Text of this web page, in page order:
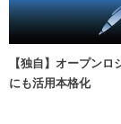
【独自】オープン
にも活用本格化